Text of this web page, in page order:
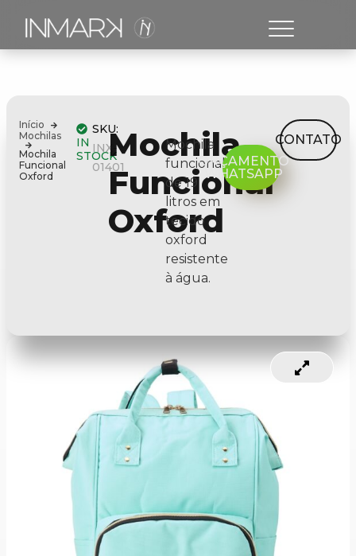
Início
Mochilas
Mochila
Funcional
Oxford
IN
STOCK
SKU:
INX-
01401
Mochila
Funcional
Oxford
Mochila
funcional
de 19
litros em
tecido
oxford
resistente
à água.
ORÇAMENTO
WHATSAPP
CONTATO